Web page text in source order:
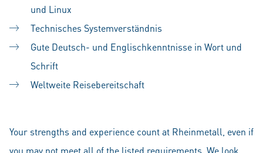
und Linux
Technisches Systemverständnis
Gute Deutsch- und Englischkenntnisse in Wort und
Schrift
Weltweite Reisebereitschaft
Your strengths and experience count at Rheinmetall, even if
you may not meet all of the listed requirements. We look